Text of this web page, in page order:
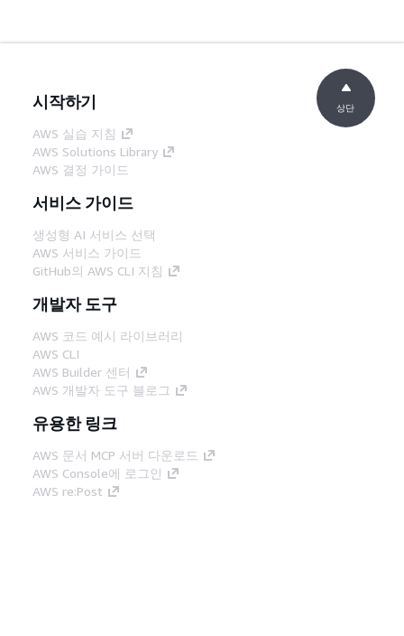
시작하기
AWS 실습 지침
AWS Solutions Library
AWS 결정 가이드
서비스 가이드
생성형 AI 서비스 선택
AWS 서비스 가이드
GitHub의 AWS CLI 지침
개발자 도구
AWS 코드 예시 라이브러리
AWS CLI
AWS Builder 센터
AWS 개발자 도구 블로그
유용한 링크
AWS 문서 MCP 서버 다운로드
AWS Console에 로그인
AWS re:Post
상단